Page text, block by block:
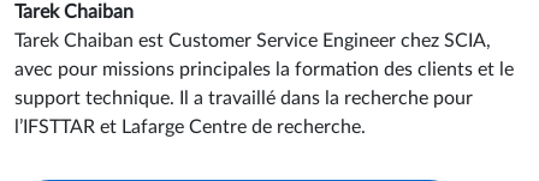
Tarek Chaiban
Tarek Chaiban est Customer Service Engineer chez SCIA,
avec pour missions principales la formation des clients et le
support technique. Il a travaillé dans la recherche pour
l’IFSTTAR et Lafarge Centre de recherche.